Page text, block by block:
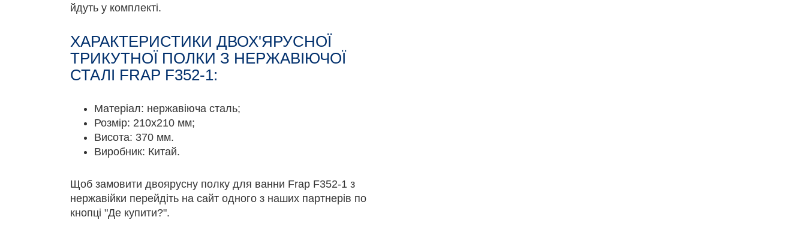
йдуть у комплекті.
ХАРАКТЕРИСТИКИ ДВОХ'ЯРУСНОЇ
ТРИКУТНОЇ ПОЛКИ З НЕРЖАВІЮЧОЇ
СТАЛІ FRAP F352-1:
Матеріал: нержавіюча сталь;
Розмір: 210х210 мм;
Висота: 370 мм.
Виробник: Китай.
Щоб замовити двоярусну полку для ванни Frap F352-1 з
нержавійки перейдіть на сайт одного з наших партнерів по
кнопці "Де купити?".